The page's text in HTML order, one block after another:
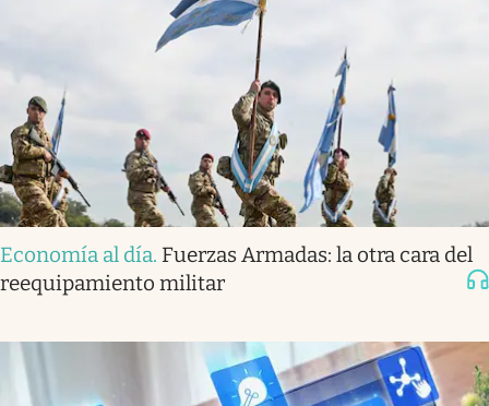
Economía al día. Fuerzas Armadas: la otra cara del
reequipamiento militar